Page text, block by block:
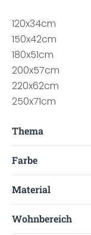
120x34cm
150x42cm
180x51cm
200x57cm
220x62cm
250x71cm
Thema
Farbe
Material
Wohnbereich